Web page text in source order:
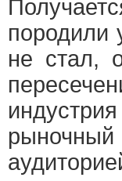
породили
не стал,